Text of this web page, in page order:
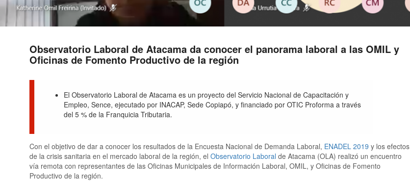
Observatorio Laboral de Atacama da conocer el panorama laboral a las OMIL y
Oficinas de Fomento Productivo de la región
El Observatorio Laboral de Atacama es un proyecto del Servicio Nacional de Capacitación y
Empleo, Sence, ejecutado por INACAP, Sede Copiapó, y financiado por OTIC Proforma a través
del 5 % de la Franquicia Tributaria.
Con el objetivo de dar a conocer los resultados de la Encuesta Nacional de Demanda Laboral, ENADEL 2019 y los efectos
de la crisis sanitaria en el mercado laboral de la región, el Observatorio Laboral de Atacama (OLA) realizó un encuentro
vía remota con representantes de las Oficinas Municipales de Información Laboral, OMIL, y Oficinas de Fomento
Productivo de la región.